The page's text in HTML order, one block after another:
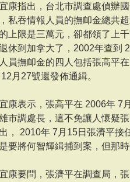
康指出，台北市調查處偵辦
私吞情報人員的撫卹金總共
上限是三萬元，卻都領了上
休到加拿大了，2002年查到
員撫卹金的四人包括張高平
月27號還發佈通緝。
康表示，張高平在 2006年 7
市調處長，這不免讓人懷疑
， 2010年 7月15日張濟平接
要將何智輝緝捕到案，但那
康要問，張濟平在調查局，